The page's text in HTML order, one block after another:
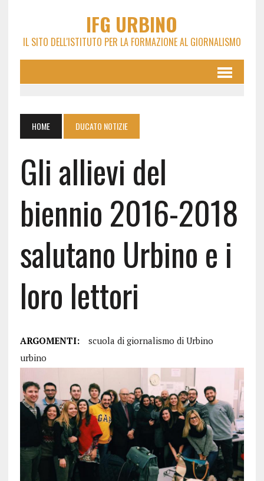
IFG URBINO
IL SITO DELL'ISTITUTO PER LA FORMAZIONE AL GIORNALISMO
HOME DUCATO NOTIZIE
Gli allievi del
biennio 2016-2018
salutano Urbino e i
loro lettori
ARGOMENTI:
scuola di giornalismo di Urbino
urbino